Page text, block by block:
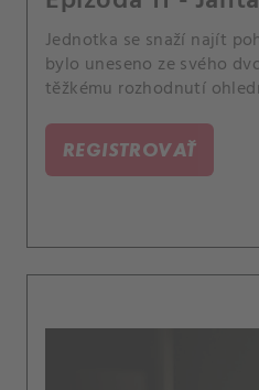
Jednotka se snaží najít
bylo uneseno ze svého
těžkému rozhodnutí
REGISTROVAŤ